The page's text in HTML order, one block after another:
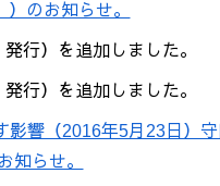
のお知らせ。
行）を追加しました。
行）を追加しました。
影響（2016年5月23日）
知らせ。